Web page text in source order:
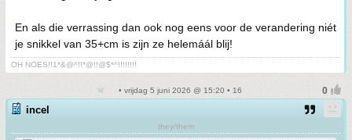
En als die verrassing dan ook nog eens voor de verandering niét
je snikkel van 35+cm is zijn ze helemáál blij!
OH NOES!!1*&@^!!*@!!@$*^!!!!!!!!
• vrijdag 5 juni 2026 @ 15:20 • 16
incel
they/them